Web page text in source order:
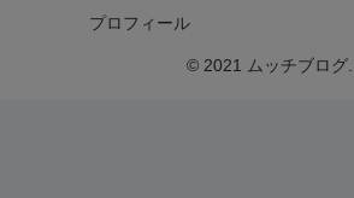
プロフィール
© 2021 ムッチブログ.